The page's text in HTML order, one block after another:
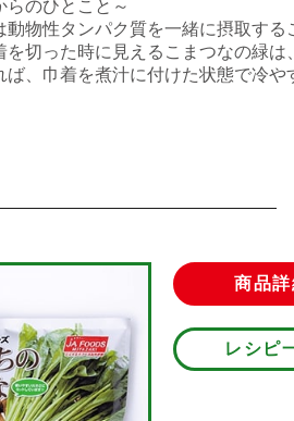
らのひとこと～⠀
動物性タンパク質を一緒に摂取する
を切った時に見えるこまつなの緑は
ば、巾着を煮汁に付けた状態で冷や
商品
レシピ